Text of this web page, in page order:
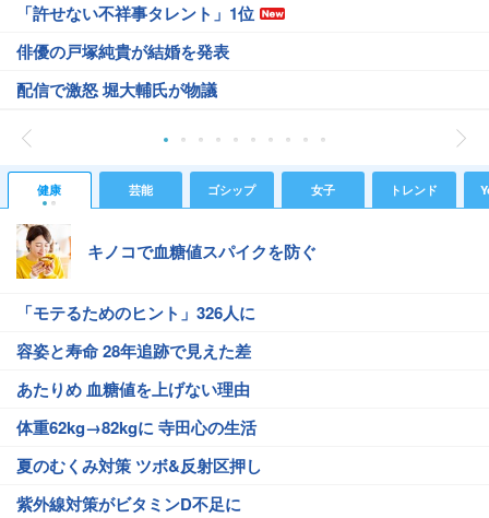
「許せない不祥事タレント」1位
俳優の戸塚純貴が結婚を発表
配信で激怒 堀大輔氏が物議
健康 芸能 ゴシップ 女子 トレンド
キノコで血糖値スパイクを防ぐ
「モテるためのヒント」326人に
容姿と寿命 28年追跡で見えた差
あたりめ 血糖値を上げない理由
体重62kg→82kgに 寺田心の生活
夏のむくみ対策 ツボ&反射区押し
紫外線対策がビタミンD不足に